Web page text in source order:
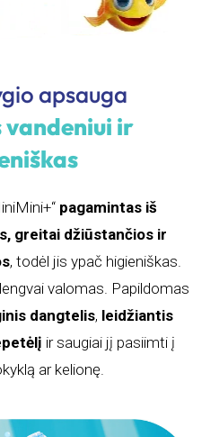
apsauga
ir
pagamintas iš
greitai džiūstančios ir
, todėl jis ypač higieniškas.
valomas. Papildomas
dangtelis, leidžiantis
ir saugiai jį pasiimti į
ar kelionę.